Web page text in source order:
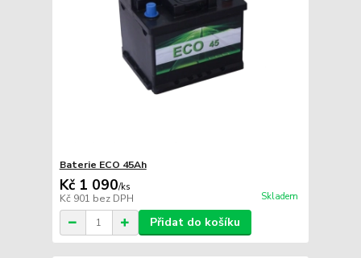
Baterie ECO 45Ah
Kč 1 090/ks
Kč 901 bez DPH Skladem
Přidat do košíku